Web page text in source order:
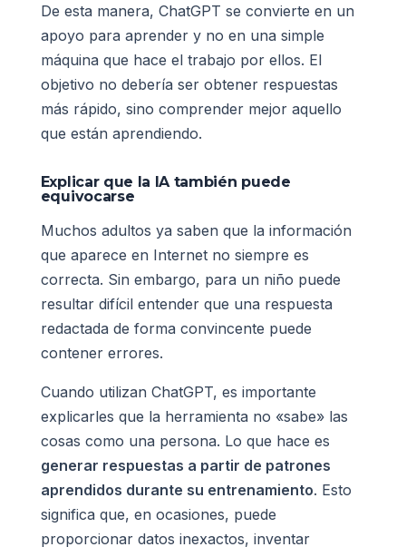
De esta manera, ChatGPT se convierte en un
apoyo para aprender y no en una simple
máquina que hace el trabajo por ellos. El
objetivo no debería ser obtener respuestas
más rápido, sino comprender mejor aquello
que están aprendiendo.
Explicar que la IA también puede
equivocarse
Muchos adultos ya saben que la información
que aparece en Internet no siempre es
correcta. Sin embargo, para un niño puede
resultar difícil entender que una respuesta
redactada de forma convincente puede
contener errores.
Cuando utilizan ChatGPT, es importante
explicarles que la herramienta no «sabe» las
cosas como una persona. Lo que hace es
generar respuestas a partir de patrones
aprendidos durante su entrenamiento. Esto
significa que, en ocasiones, puede
proporcionar datos inexactos, inventar